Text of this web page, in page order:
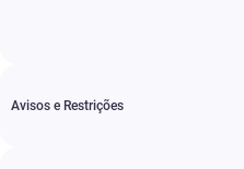
Avisos e Restrições